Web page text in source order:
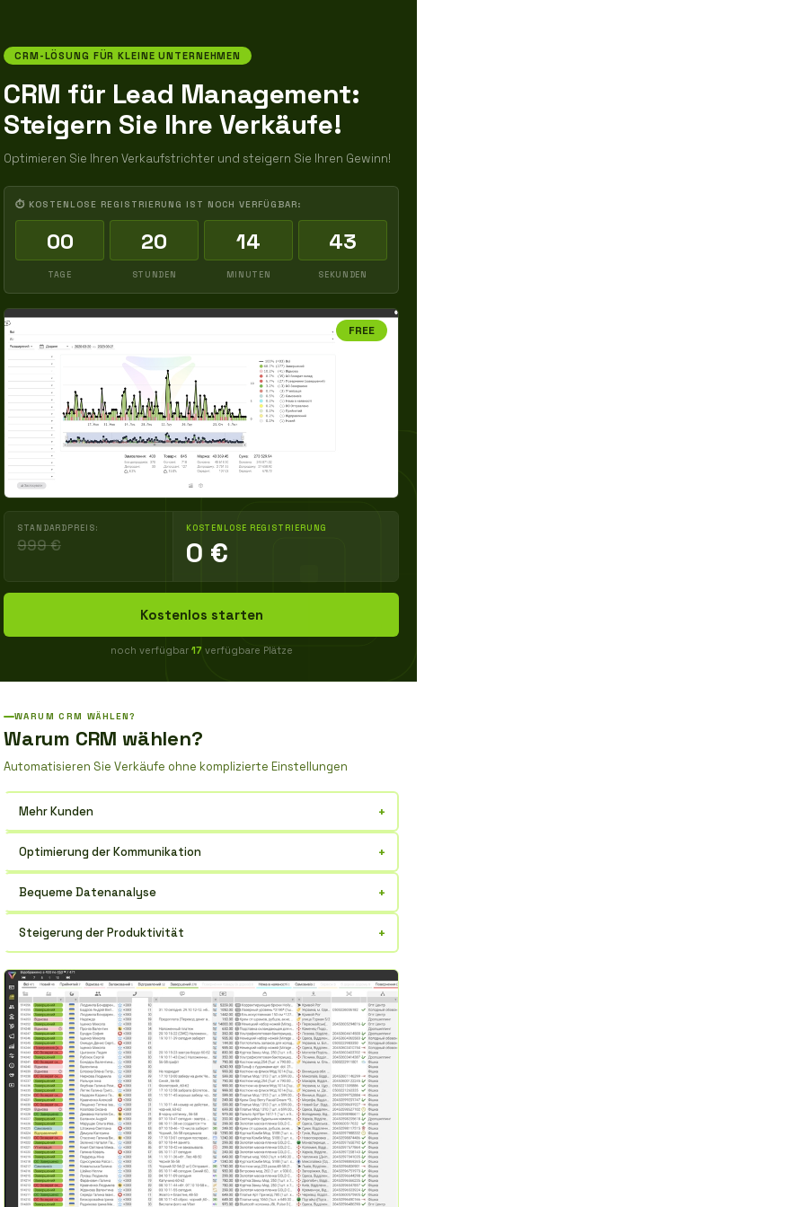
CRM-LÖSUNG FÜR KLEINE UNTERNEHMEN
CRM für Lead Management:
Steigern Sie Ihre Verkäufe!
Optimieren Sie Ihren Verkaufstrichter und steigern Sie Ihren Gewinn!
⏱ KOSTENLOSE REGISTRIERUNG IST NOCH VERFÜGBAR:
00
TAGE
20
STUNDEN
14
MINUTEN
42
SEKUNDEN
FREE
STANDARDPREIS:
999 €
KOSTENLOSE REGISTRIERUNG
0 €
Kostenlos starten
noch verfügbar 17 verfügbare Plätze
WARUM CRM WÄHLEN?
Warum CRM wählen?
Automatisieren Sie Verkäufe ohne komplizierte Einstellungen
Mehr Kunden +
Erweiterung der Kontaktbasis.
Optimierung der Kommunikation +
Ort.
Bequeme Datenanalyse +
Schwachstellen.
Steigerung der Produktivität +